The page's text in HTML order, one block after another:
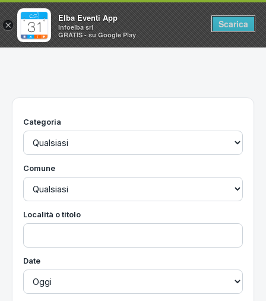
Home
Utilità
Categoria
Comune
Località o titolo
Date
×
Elba Eventi App
Infoelba srl
GRATIS - su Google Play
Scarica